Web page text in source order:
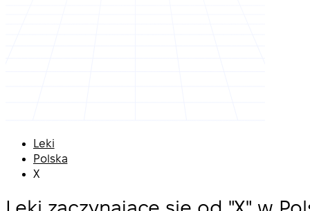
Leki
Polska
X